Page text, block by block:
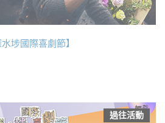
埗國際喜劇節】
過往活動